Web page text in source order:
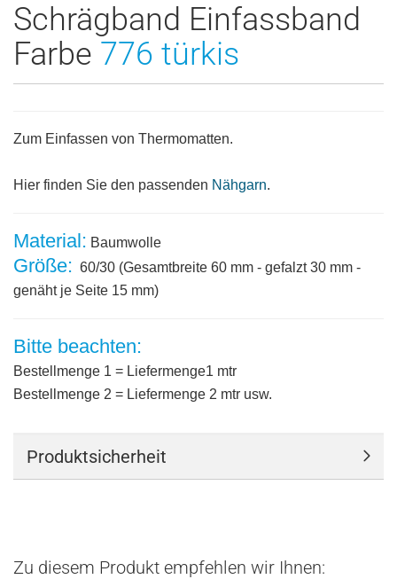
Schrägband Einfassband
Farbe 776 türkis
Zum Einfassen von Thermomatten.
Hier finden Sie den passenden Nähgarn.
Material: Baumwolle
Größe: 60/30 (Gesamtbreite 60 mm - gefalzt 30 mm -
genäht je Seite 15 mm)
Bitte beachten:
Bestellmenge 1 = Liefermenge1 mtr
Bestellmenge 2 = Liefermenge 2 mtr usw.
Produktsicherheit
Zu diesem Produkt empfehlen wir Ihnen: